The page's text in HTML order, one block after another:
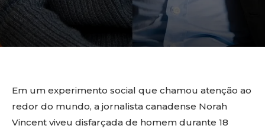
Em um experimento social que chamou atenção ao
redor do mundo, a jornalista canadense Norah
Vincent viveu disfarçada de homem durante 18